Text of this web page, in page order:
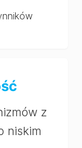
z
niskim